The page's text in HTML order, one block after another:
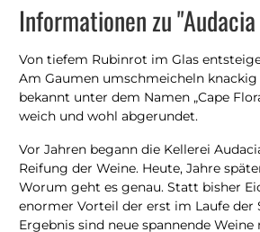
Informationen zu
Von tiefem Rubinrot im Glas
Am Gaumen umschmeicheln
bekannt unter dem Namen „Cape
weich und wohl abgerundet.
Vor Jahren begann die Kellerei
Reifung der Weine. Heute, Jahre
Worum geht es genau. Statt bisher
enormer Vorteil der erst im Laufe der
Ergebnis sind neue spannende